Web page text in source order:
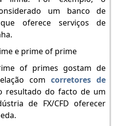
um banco de
oferece serviços de
of primes gostam de
comcorretores de
resultado do facto de um
de FX/CFD oferecer